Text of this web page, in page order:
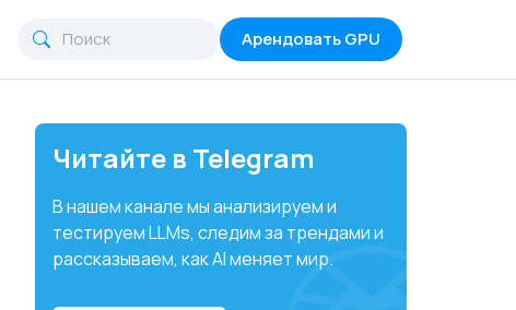
Арендовать GPU
Читайте в Telegram
В нашем канале мы анализируем и
тестируем LLMs, следим за трендами и
рассказываем, как AI меняет мир.